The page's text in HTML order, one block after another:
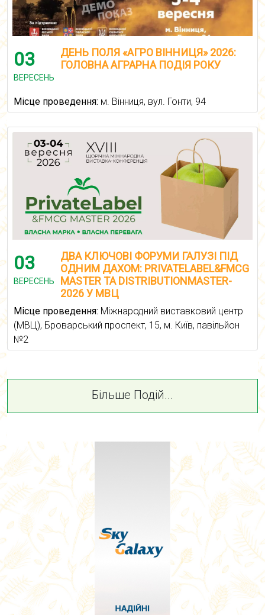
03
ВЕРЕСЕНЬ
ДЕНЬ ПОЛЯ «АГРО ВІННИЦЯ» 2026:
ГОЛОВНА АГРАРНА ПОДІЯ РОКУ
Місце проведення: м. Вінниця, вул. Гонти, 94
03
ВЕРЕСЕНЬ
ДВА КЛЮЧОВІ ФОРУМИ ГАЛУЗІ ПІД
ОДНИМ ДАХОМ: PRIVATELABEL&FMCG
MASTER ТА DISTRIBUTIONMASTER-
2026 У МВЦ
Місце проведення: Міжнародний виставковий центр
(МВЦ), Броварський проспект, 15, м. Київ, павільйон
№2
Більше Подій...